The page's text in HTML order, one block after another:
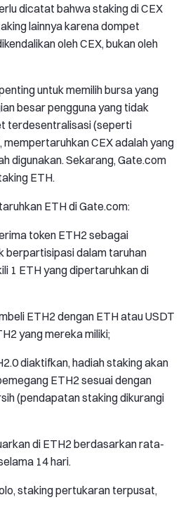
dicatat bahwa staking di CEX
lainnya karena dompet
oleh CEX, bukan oleh
untuk memilih bursa yang
besar pengguna yang tidak
terdesentralisasi (seperti
CEX adalah yang
digunakan. Sekarang, Gate.com
ETH.
ETH di Gate.com:
token ETH2 sebagai
berpartisipasi dalam taruhan
1 ETH yang dipertaruhkan di
ETH2 dengan ETH atau USDT
yang mereka miliki;
diaktifkan, hadiah staking akan
ETH2 sesuai dengan
(pendapatan staking dikurangi
di ETH2 berdasarkan rata-
14 hari.
staking pertukaran terpusat,